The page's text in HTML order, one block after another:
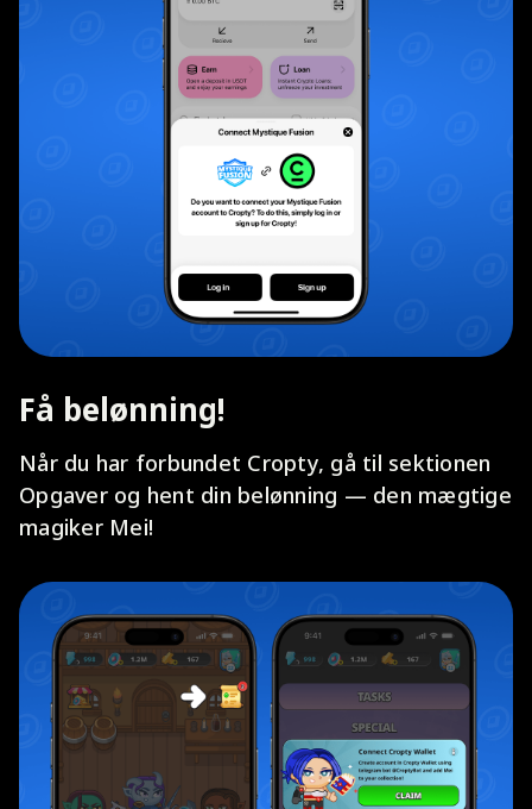
Få belønning!
Når du har forbundet Cropty, gå til sektionen
Opgaver og hent din belønning — den mægtige
magiker Mei!